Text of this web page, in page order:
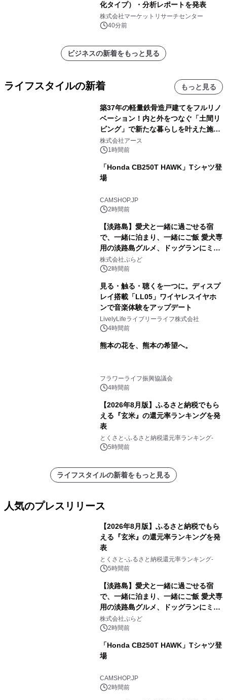
化タイプ）・分析レポートを発表
株式会社マーケットリサーチセンター
40分前
ビジネスの新着をもっと見る
ライフスタイルの新着 もっと見る
築37年の軽量鉄骨造戸建てをフルリノ
ベーション！内と外をつなぐ「土間リ
ビング」で新たな暮らしを叶えた施工
事例を株式会社アースが公開
株式会社アース
1時間前
「Honda CB250T HAWK」Tシャツ登
場
CAMSHOP.JP
2時間前
【淡路島】愛犬と一緒に過ごせる宿
で、一緒に泊まり、一緒にご飯 愛犬専
用の淡路島グルメ、ドッグランにミニ
プール グランピングとトレーラーハウ
スの2施設で
株式会社ぷらど
2時間前
見る・触る・聴くを一つに。ディスプ
レイ搭載「LL05」ワイヤレスイヤホ
ンで音楽体験をアップデート
LivelyLifeライブリーライフ株式会社
4時間前
熊本の花を、熊本の希望へ。
フラワーライフ振興協議会
4時間前
【2026年8月版】ふるさと納税でもら
える『玄米』の還元率ランキングを発
表
とくさと-ふるさと納税還元率ランキング-
5時間前
ライフスタイルの新着をもっと見る
人気のプレスリリース
【2026年8月版】ふるさと納税でもら
える『玄米』の還元率ランキングを発
表
とくさと-ふるさと納税還元率ランキング-
5時間前
【淡路島】愛犬と一緒に過ごせる宿
で、一緒に泊まり、一緒にご飯 愛犬専
用の淡路島グルメ、ドッグランにミニ
プール グランピングとトレーラーハウ
スの2施設で
株式会社ぷらど
2時間前
「Honda CB250T HAWK」Tシャツ登
場
CAMSHOP.JP
2時間前